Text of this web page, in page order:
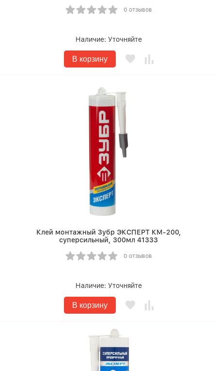
0 отзывов
Наличие: Уточняйте
В корзину
Клей монтажный Зубр ЭКСПЕРТ КМ-200,
суперсильный, 300мл 41333
0 отзывов
Наличие: Уточняйте
В корзину